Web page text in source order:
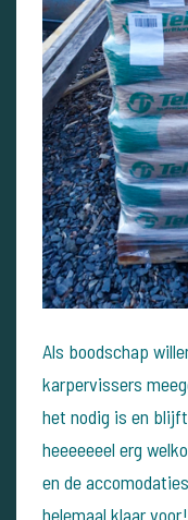
Als boodschap
karpervissers
het nodig is en
heeeeeeel erg
en de
helemaal klaar